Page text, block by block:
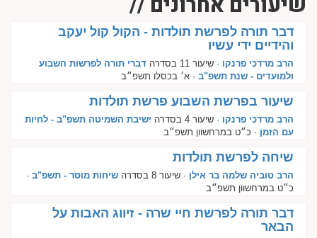
דבר תורה לפרשת תולדות - הקול קול יעקב
והידיים ידי עשיו
הרב מרדכי פרנקו · שיעור 11 בסדרה
דברי תורה לפרשות השבוע
ולמועדים - שנת תשפ"ב · א׳ בכסלו תשפ״ב
שיעור בפרשת השבוע פרשת תולדות
הרב מרדכי פרנקו · שיעור 4 בסדרה
ישיבת השמיטה תשפ"ב - לחיות
עם הזמן · כ״ט במרחשוון תשפ״ב
שיחה לפרשת תולדות
הרב טוביה שלמה בר אילן · שיעור 8 בסדרה שיחות מוסר - תשפ"ב ·
כ״ט במרחשוון תשפ״ב
דבר תורה לפרשת חיי שרה - זיווג האבות על
הבאר